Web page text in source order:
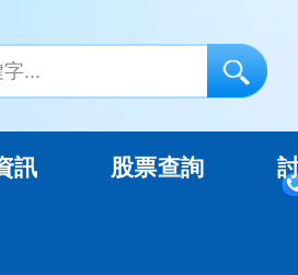
訊 股票查詢